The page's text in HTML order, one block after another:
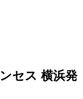
セス 横浜発